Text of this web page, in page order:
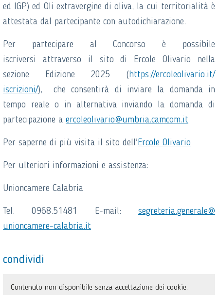
ed IGP) ed Oli extravergine di oliva, la cui territorialità è
attestata dal partecipante con autodichiarazione.
Per partecipare al Concorso è possibile
iscriversi attraverso il sito di Ercole Olivario nella
sezione Edizione 2025 (https://ercoleolivario.it/
iscrizioni/), che consentirà di inviare la domanda in
tempo reale o in alternativa inviando la domanda di
partecipazione a ercoleolivario@umbria.camcom.it
Per saperne di più visita il sito dell'Ercole Olivario
Per ulteriori informazioni e assistenza:
Unioncamere Calabria
Tel. 0968.51481 E-mail: segreteria.generale@
unioncamere-calabria.it
condividi
Contenuto non disponibile senza accettazione dei cookie.